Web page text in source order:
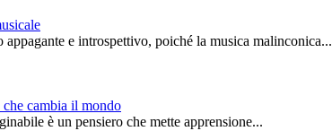
e introspettivo, poiché la musica malinconica...
che cambia il mondo
è un pensiero che mette apprensione...